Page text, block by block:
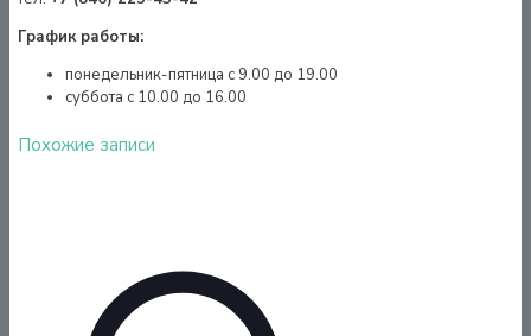
График работы:
понедельник-пятница с 9.00 до 19.00
суббота с 10.00 до 16.00
Похожие записи